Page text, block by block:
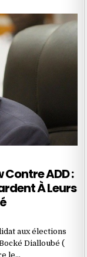
ADD :
À Leurs
aux élections
Dialloubé (
le…